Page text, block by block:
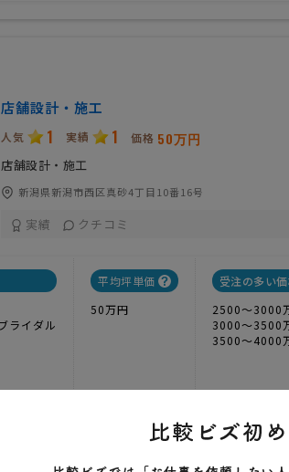
店舗設計・施工
人気 1 実績 1 価格 50万円
店舗設計・施工
新潟県新潟市西区真砂4丁目10番16号
実績 クチコミ
ライダル
平均坪単価
50万円
受注の多い
2500〜3000
3000〜3500
3500〜4000